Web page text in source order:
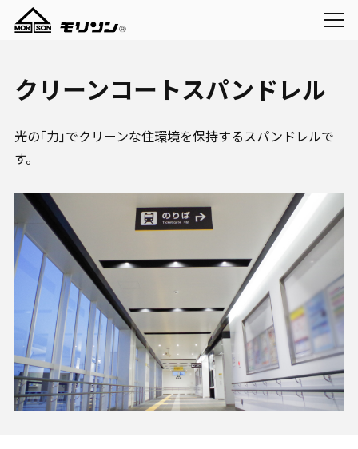
クリーンコートスパンドレル
光の｢力｣でクリーンな住環境を保持するスパンドレルで
す。